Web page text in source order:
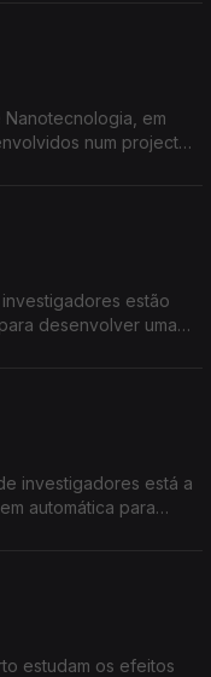
em
num projecto
estão
desenvolver uma
investigadores está a
automática para
estudam os efeitos